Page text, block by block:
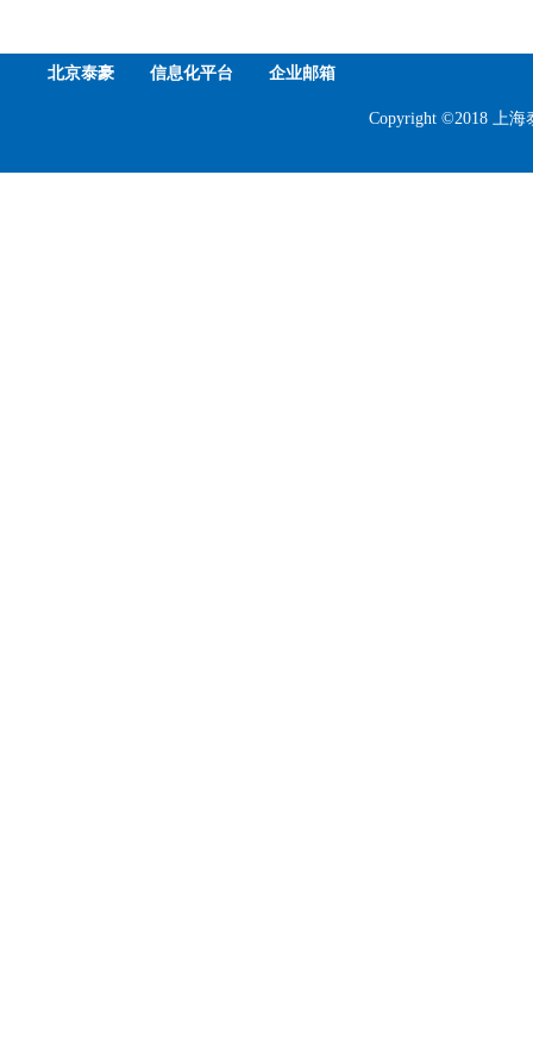
Copyright ©2018 上
北京泰豪 信息化平台 企业邮箱